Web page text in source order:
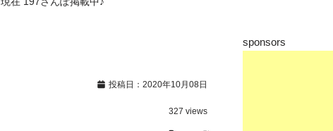
投稿日：2020年10月08日
327 views
sponsors